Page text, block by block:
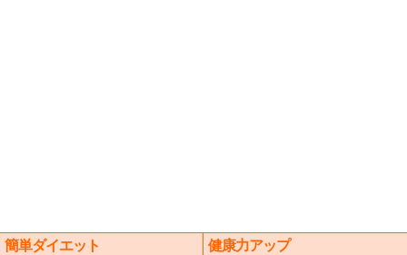
簡単ダイエット
健康力アップ